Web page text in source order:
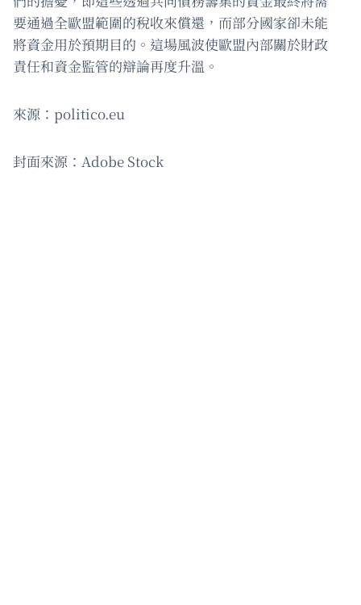
要通過全歐盟範圍的稅收來償還，而部分國家卻未能
將資金用於預期目的。這場風波使歐盟內部關於財政
責任和資金監管的辯論再度升溫。
來源：politico.eu
封面來源：Adobe Stock